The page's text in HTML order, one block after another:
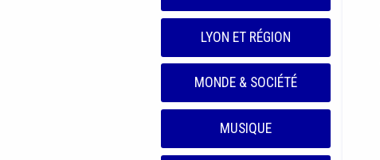
LYON ET RÉGION
MONDE & SOCIÉTÉ
MUSIQUE